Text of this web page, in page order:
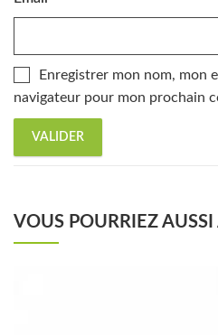
Enregistrer mon nom, mon
navigateur pour mon prochain
VOUS POURRIEZ